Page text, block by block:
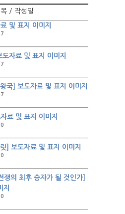
/ 작성일
및 표지 이미지
자료 및 표지 이미지
국] 보도자료 및 표지 이미지
료 및 표지 이미지
] 보도자료 및 표지 이미지
쟁의 최후 승자가 될 것인가]
지